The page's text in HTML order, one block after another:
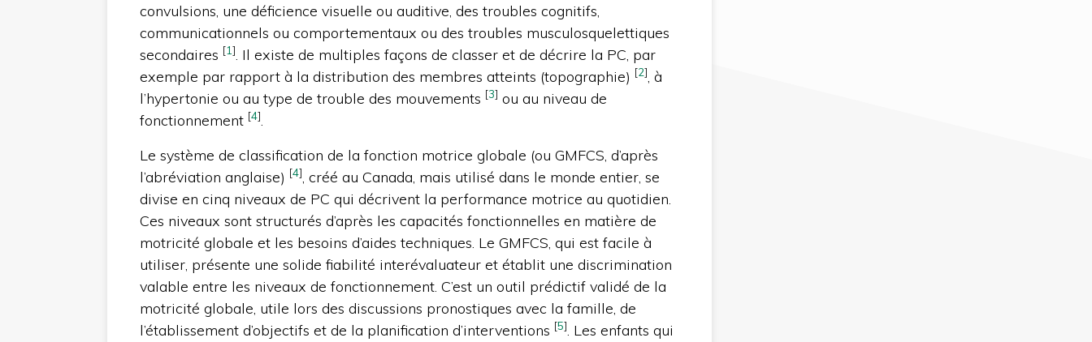
convulsions, une déficience visuelle ou auditive, des troubles cognitifs,
communicationnels ou comportementaux ou des troubles musculosquelettiques
secondaires [1]. Il existe de multiples façons de classer et de décrire la PC, par
exemple par rapport à la distribution des membres atteints (topographie) [2], à
l’hypertonie ou au type de trouble des mouvements [3] ou au niveau de
fonctionnement [4].
Le système de classification de la fonction motrice globale (ou GMFCS, d’après
l’abréviation anglaise) [4], créé au Canada, mais utilisé dans le monde entier, se
divise en cinq niveaux de PC qui décrivent la performance motrice au quotidien.
Ces niveaux sont structurés d’après les capacités fonctionnelles en matière de
motricité globale et les besoins d’aides techniques. Le GMFCS, qui est facile à
utiliser, présente une solide fiabilité interévaluateur et établit une discrimination
valable entre les niveaux de fonctionnement. C’est un outil prédictif validé de la
motricité globale, utile lors des discussions pronostiques avec la famille, de
l’établissement d’objectifs et de la planification d’interventions [5]. Les enfants qui